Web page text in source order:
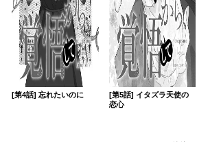
[第4話] 忘れたいのに
[第5話] イタズラ天使の
恋心